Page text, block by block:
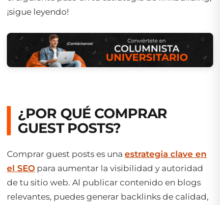
¡sigue leyendo!
¿POR QUÉ COMPRAR
GUEST POSTS?
Comprar guest posts es una estrategia clave en
el SEO para aumentar la visibilidad y autoridad
de tu sitio web. Al publicar contenido en blogs
relevantes, puedes generar backlinks de calidad,